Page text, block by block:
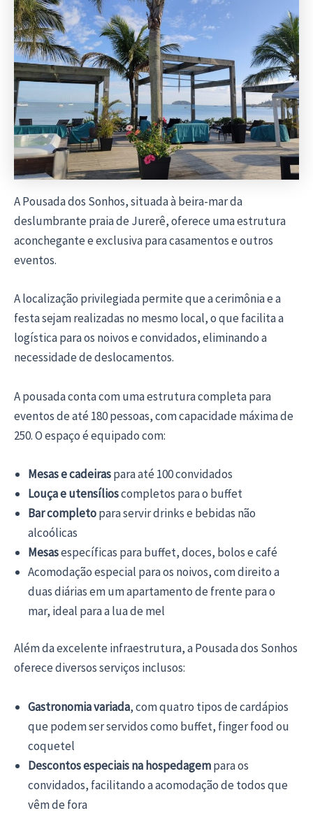
A Pousada dos Sonhos, situada à beira-mar da
deslumbrante praia de Jurerê, oferece uma estrutura
aconchegante e exclusiva para casamentos e outros
eventos.
A localização privilegiada permite que a cerimônia e a
festa sejam realizadas no mesmo local, o que facilita a
logística para os noivos e convidados, eliminando a
necessidade de deslocamentos.
A pousada conta com uma estrutura completa para
eventos de até 180 pessoas, com capacidade máxima de
250. O espaço é equipado com:
Mesas e cadeiraspara até 100 convidados
Louça e utensílioscompletos para o buffet
Bar completopara servir drinks e bebidas não
alcoólicas
Mesasespecíficas para buffet, doces, bolos e café
Acomodação especial para os noivos, com direito a
duas diárias em um apartamento de frente para o
mar, ideal para a lua de mel
Além da excelente infraestrutura, a Pousada dos Sonhos
oferece diversos serviços inclusos:
Gastronomia variada, com quatro tipos de cardápios
que podem ser servidos como buffet, finger food ou
coquetel
Descontos especiais na hospedagempara os
convidados, facilitando a acomodação de todos que
vêm de fora